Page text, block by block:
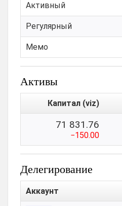
Активный
Регулярный
Мемо
Активы
Капитал (viz)
71 831.76
−150.00
Делегирование
Аккаунт